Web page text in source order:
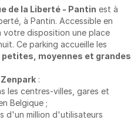
de la Liberté - Pantin est à
à Pantin. Accessible en
votre disposition une place
Ce parking accueille les
moyennes et grandes
Zenpark :
les centres-villes, gares et
Belgique ;
d'un million d'utilisateurs